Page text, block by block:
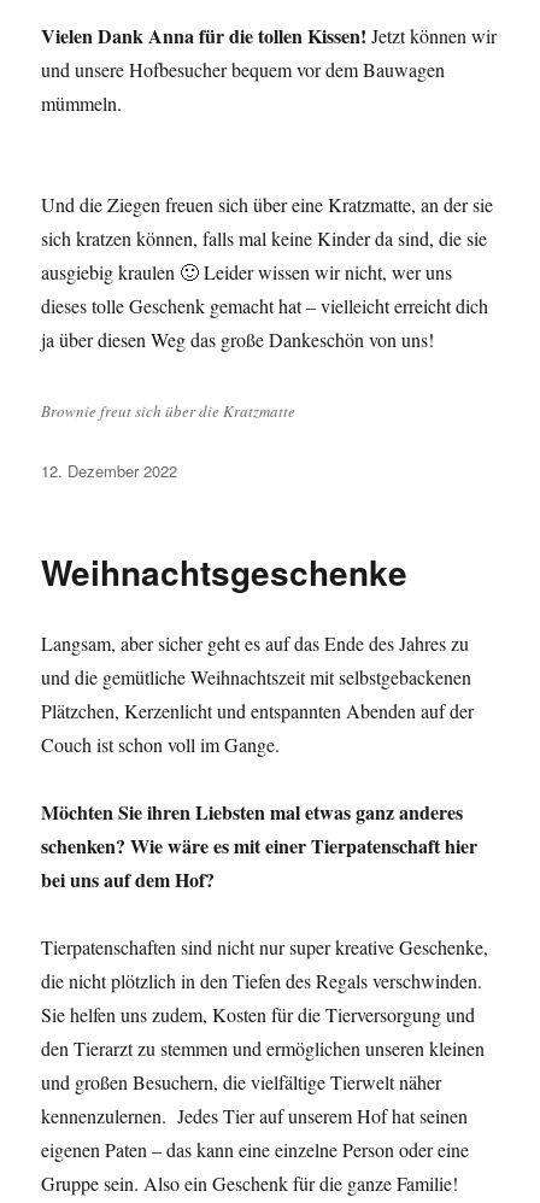
Vielen Dank Anna für die tollen Kissen! Jetzt können wir
und unsere Hofbesucher bequem vor dem Bauwagen
mümmeln.
Und die Ziegen freuen sich über eine Kratzmatte, an der sie
sich kratzen können, falls mal keine Kinder da sind, die sie
ausgiebig kraulen 🙂 Leider wissen wir nicht, wer uns
dieses tolle Geschenk gemacht hat – vielleicht erreicht dich
ja über diesen Weg das große Dankeschön von uns!
Brownie freut sich über die Kratzmatte
Veröffentlicht
12. Dezember 2022
Weihnachtsgeschenke
Langsam, aber sicher geht es auf das Ende des Jahres zu
und die gemütliche Weihnachtszeit mit selbstgebackenen
Plätzchen, Kerzenlicht und entspannten Abenden auf der
Couch ist schon voll im Gange.
Möchten Sie ihren Liebsten mal etwas ganz anderes
schenken? Wie wäre es mit einer Tierpatenschaft hier
bei uns auf dem Hof?
Tierpatenschaften sind nicht nur super kreative Geschenke,
die nicht plötzlich in den Tiefen des Regals verschwinden.
Sie helfen uns zudem, Kosten für die Tierversorgung und
den Tierarzt zu stemmen und ermöglichen unseren kleinen
und großen Besuchern, die vielfältige Tierwelt näher
kennenzulernen. Jedes Tier auf unserem Hof hat seinen
eigenen Paten – das kann eine einzelne Person oder eine
Gruppe sein. Also ein Geschenk für die ganze Familie!